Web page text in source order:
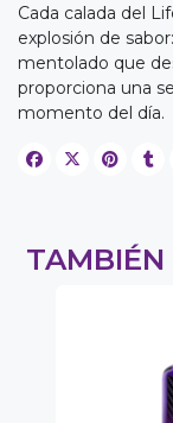
Cada calada del
explosión de
mentolado que
proporciona una
momento del día.
TAMBIÉN